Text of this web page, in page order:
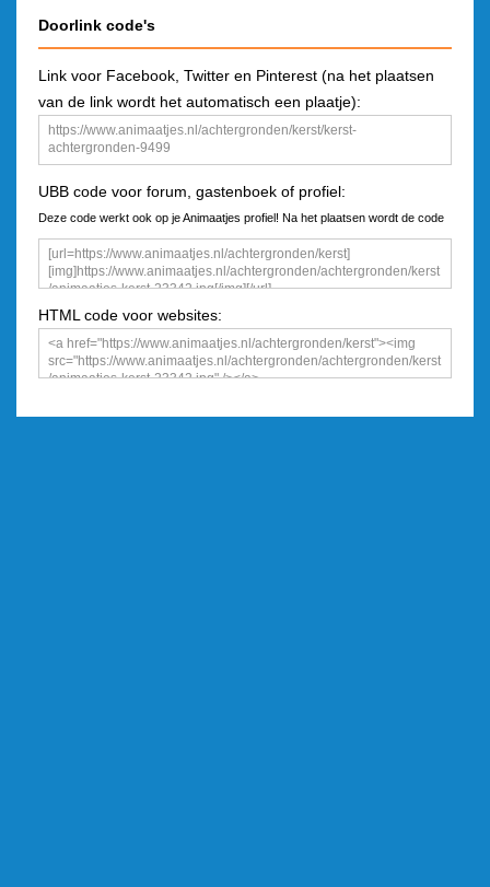
Doorlink code's
Link voor Facebook, Twitter en Pinterest (na het plaatsen
van de link wordt het automatisch een plaatje):
UBB code voor forum, gastenboek of profiel:
Deze code werkt ook op je Animaatjes profiel! Na het plaatsen wordt de code
een plaatje
HTML code voor websites: